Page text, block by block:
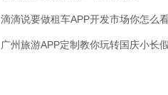
滴滴说要做租车APP开发市场你怎么
广州旅游APP定制教你玩转国庆小长假